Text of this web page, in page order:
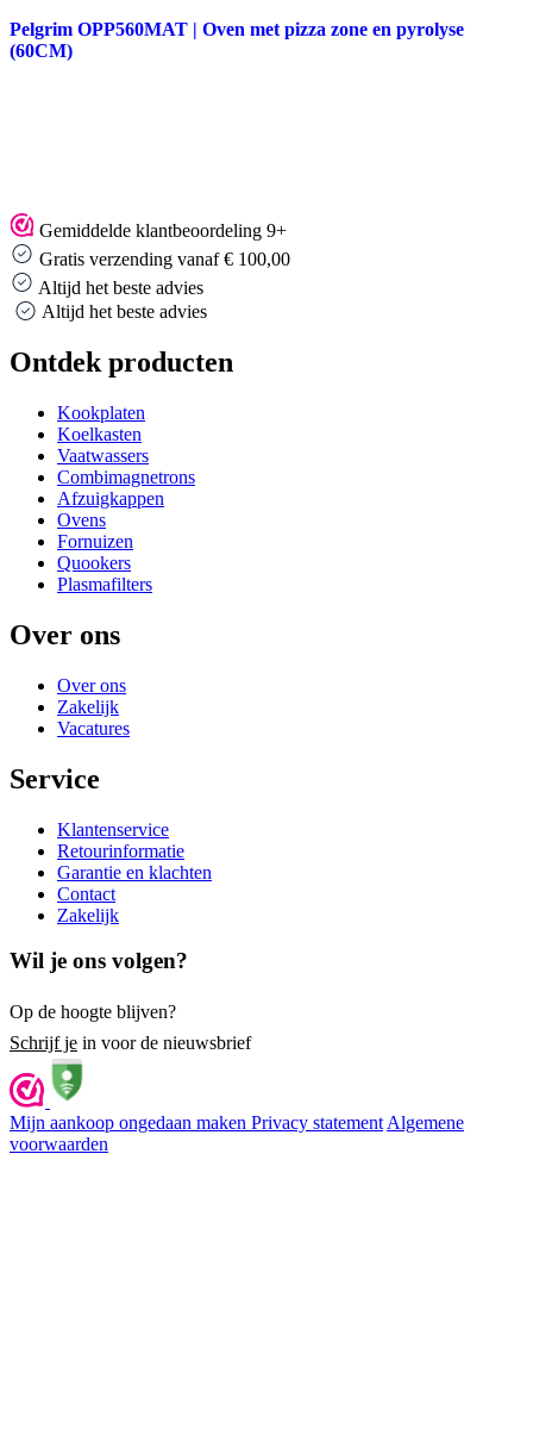
Pelgrim OPP560MAT | Oven met pizza zone en pyrolyse
(60CM)
Gemiddelde klantbeoordeling 9+
Gratis verzending vanaf € 100,00
Altijd het beste advies
Altijd het beste advies
Ontdek producten
Kookplaten
Koelkasten
Vaatwassers
Combimagnetrons
Afzuigkappen
Ovens
Fornuizen
Quookers
Plasmafilters
Over ons
Over ons
Zakelijk
Vacatures
Service
Klantenservice
Retourinformatie
Garantie en klachten
Contact
Zakelijk
Wil je ons volgen?
Op de hoogte blijven?
Schrijf je in voor de nieuwsbrief
Mijn aankoop ongedaan maken Privacy statement Algemene
voorwaarden